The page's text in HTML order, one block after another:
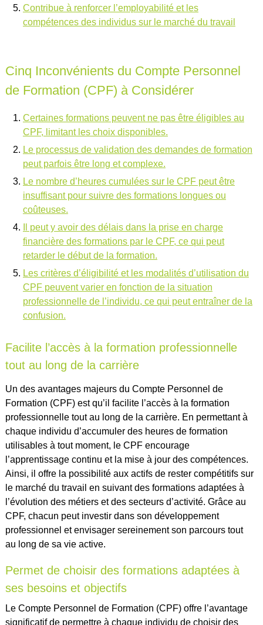
Contribue à renforcer l’employabilité et les
compétences des individus sur le marché du travail
Cinq Inconvénients du Compte Personnel
de Formation (CPF) à Considérer
Certaines formations peuvent ne pas être éligibles au
CPF, limitant les choix disponibles.
Le processus de validation des demandes de formation
peut parfois être long et complexe.
Le nombre d’heures cumulées sur le CPF peut être
insuffisant pour suivre des formations longues ou
coûteuses.
Il peut y avoir des délais dans la prise en charge
financière des formations par le CPF, ce qui peut
retarder le début de la formation.
Les critères d’éligibilité et les modalités d’utilisation du
CPF peuvent varier en fonction de la situation
professionnelle de l’individu, ce qui peut entraîner de la
confusion.
Facilite l’accès à la formation professionnelle
tout au long de la carrière
Un des avantages majeurs du Compte Personnel de
Formation (CPF) est qu’il facilite l’accès à la formation
professionnelle tout au long de la carrière. En permettant à
chaque individu d’accumuler des heures de formation
utilisables à tout moment, le CPF encourage
l’apprentissage continu et la mise à jour des compétences.
Ainsi, il offre la possibilité aux actifs de rester compétitifs sur
le marché du travail en suivant des formations adaptées à
l’évolution des métiers et des secteurs d’activité. Grâce au
CPF, chacun peut investir dans son développement
professionnel et envisager sereinement son parcours tout
au long de sa vie active.
Permet de choisir des formations adaptées à
ses besoins et objectifs
Le Compte Personnel de Formation (CPF) offre l’avantage
significatif de permettre à chaque individu de choisir des